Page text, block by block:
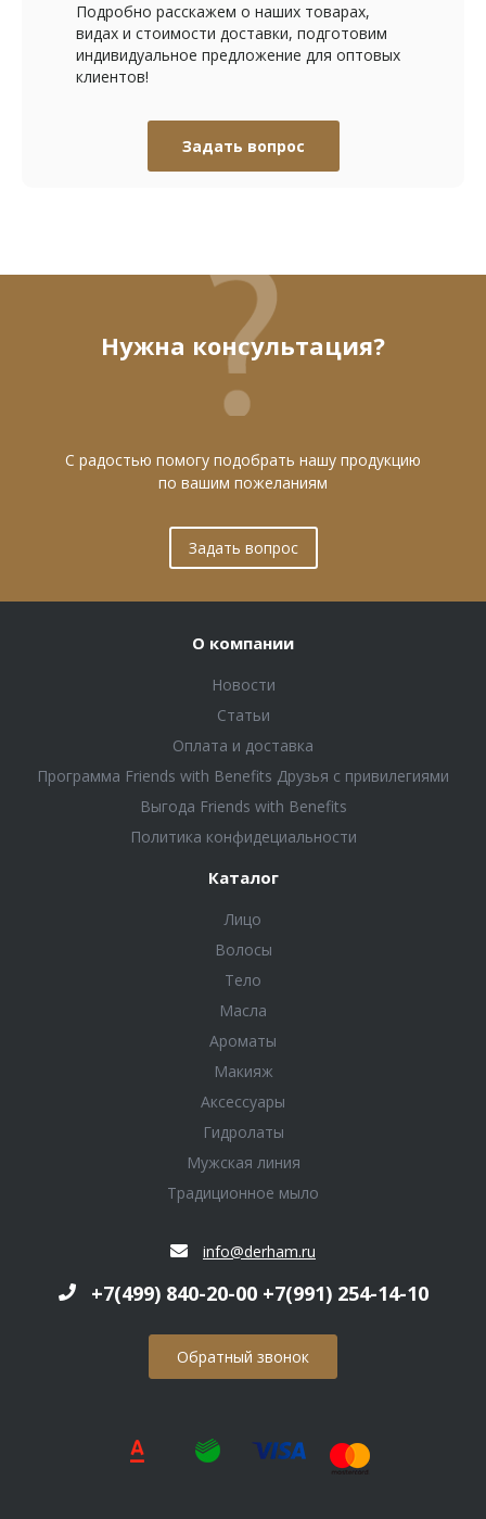
Подробно расскажем о наших товарах,
видах и стоимости доставки, подготовим
индивидуальное предложение для оптовых
клиентов!
Задать вопрос
Нужна консультация?
С радостью помогу подобрать нашу продукцию
по вашим пожеланиям
Задать вопрос
О компании
Новости
Статьи
Оплата и доставка
Программа Friends with Benefits Друзья с привилегиями
Выгода Friends with Benefits
Политика конфидециальности
Каталог
Лицо
Волосы
Тело
Масла
Ароматы
Макияж
Аксессуары
Гидролаты
Мужская линия
Традиционное мыло
info@derham.ru
+7(499) 840-20-00 +7(991) 254-14-10
Обратный звонок